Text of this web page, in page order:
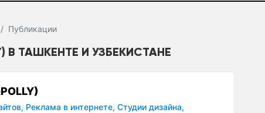
Публикации
В ТАШКЕНТЕ И УЗБЕКИСТАНЕ
Реклама в интернете, Студии дизайна,